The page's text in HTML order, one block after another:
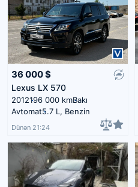
36 000$
Lexus LX 570
2012196 000 kmBakı
Avtomat5.7 L, Benzin
Dünən 21:24